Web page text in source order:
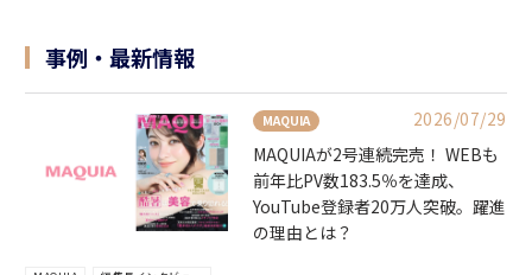
事例・最新情報
MAQUIA
2026/07/29
MAQUIAが2号連続完売！ WEBも
前年比PV数183.5％を達成、
YouTube登録者20万人突破。躍進
の理由とは？